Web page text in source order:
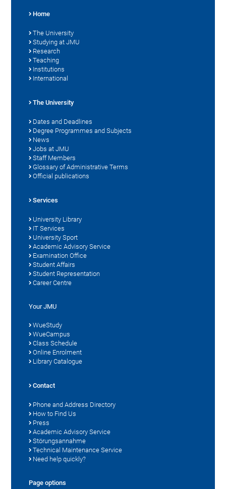
Home
The University
Studying at JMU
Research
Teaching
Institutions
International
The University
Dates and Deadlines
Degree Programmes and Subjects
News
Jobs at JMU
Staff Members
Glossary of Administrative Terms
Official publications
Services
University Library
IT Services
University Sport
Academic Advisory Service
Examination Office
Student Affairs
Student Representation
Career Centre
Your JMU
WueStudy
WueCampus
Class Schedule
Online Enrolment
Library Catalogue
Contact
Phone and Address Directory
How to Find Us
Press
Academic Advisory Service
Störungsannahme
Technical Maintenance Service
Need help quickly?
Page options